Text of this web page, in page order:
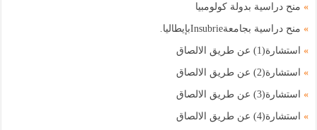
» منح دراسية بدولة كولومبيا
» منح دراسية بجامعةInsubrieبإيطاليا.
» استشارة(1) عن طريق الالصاق
» استشارة(2) عن طريق الالصاق
» استشارة(3) عن طريق الالصاق
» استشارة(4) عن طريق الالصاق